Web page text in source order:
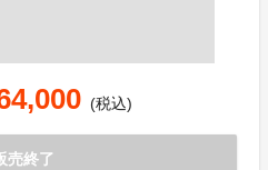
(税込)
売終了